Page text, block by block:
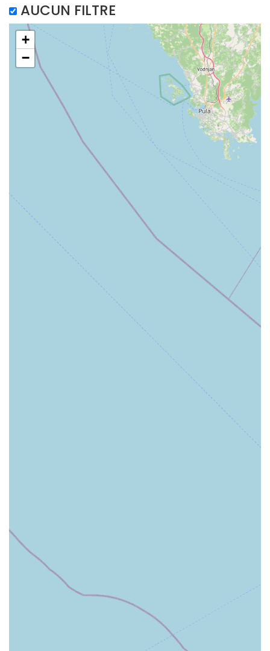
AUCUN FILTRE
+
−